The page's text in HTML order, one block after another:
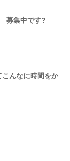
募集中です?
こんなに時間をか